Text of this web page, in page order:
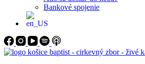
Bankové spojenie